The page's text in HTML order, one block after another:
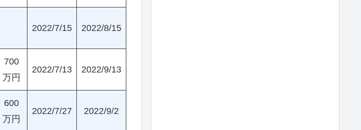
2022/7/15 2022/8/15
700
万円
2022/7/13 2022/9/13
600
万円
2022/7/27 2022/9/2